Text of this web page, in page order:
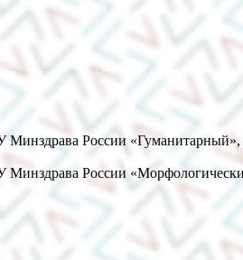
России «Гуманитарный»,
России